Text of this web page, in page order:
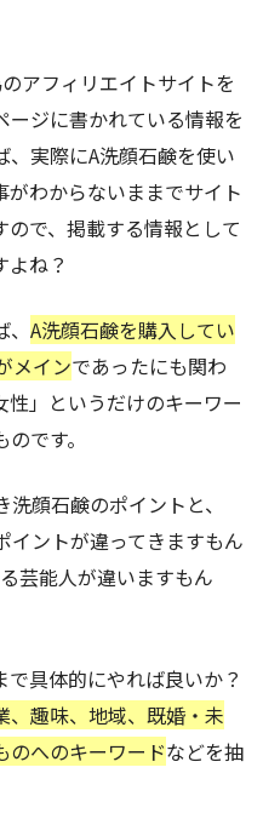
アフィリエイトサイトを
ジに書かれている情報を
実際にA洗顔石鹸を使い
わからないままでサイト
で、掲載する情報として
よね？
A洗顔石鹸を購入してい
メインであったにも関わ
」というだけのキーワー
です。
顔石鹸のポイントと、
イントが違ってきますもん
芸能人が違いますもん
具体的にやれば良いか？
、趣味、地域、既婚・未
のへのキーワードなどを抽